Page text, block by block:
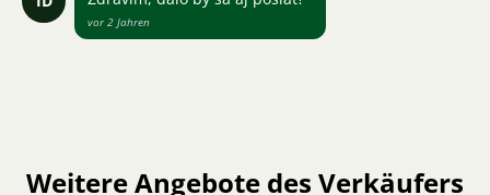
vor 2 Jahren
Weitere Angebote des Verkäufers